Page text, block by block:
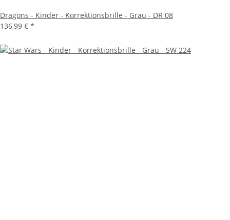
Dragons - Kinder - Korrektionsbrille - Grau - DR 08
136,99 € *